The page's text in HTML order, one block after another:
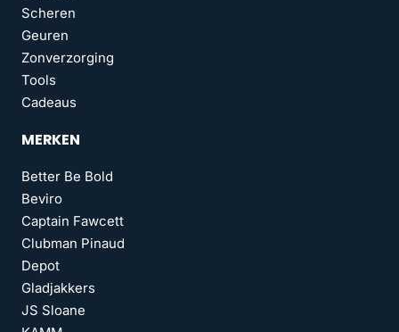
Scheren
Geuren
Zonverzorging
Tools
Cadeaus
MERKEN
Better Be Bold
Beviro
Captain Fawcett
Clubman Pinaud
Depot
Gladjakkers
JS Sloane